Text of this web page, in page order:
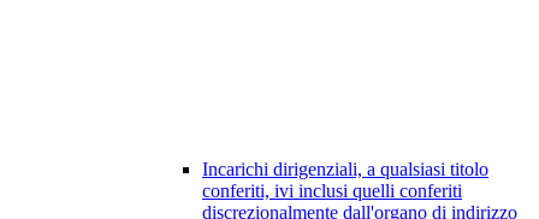
Incarichi dirigenziali, a qualsiasi titolo
conferiti, ivi inclusi quelli conferiti
discrezionalmente dall'organo di indirizzo